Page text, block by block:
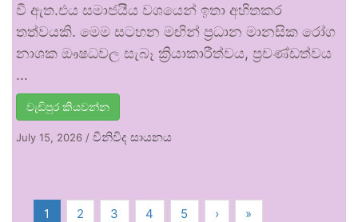
වී ඇත.එය සමාජයීය වශයෙන් ඉතා අහිතකර
තත්වයකි. මෙම සටහන මඟින් ප්‍රධාන මානසික රෝග
නාශක ඖෂධවල සැබෑ ක්‍රියාකාරීත්වය, ප්‍රචණ්ඩත්වය
…
වැඩිපුර කියවන්න
July 15, 2026 / විනිවිද සායනය
1 2 3 4 5 › »